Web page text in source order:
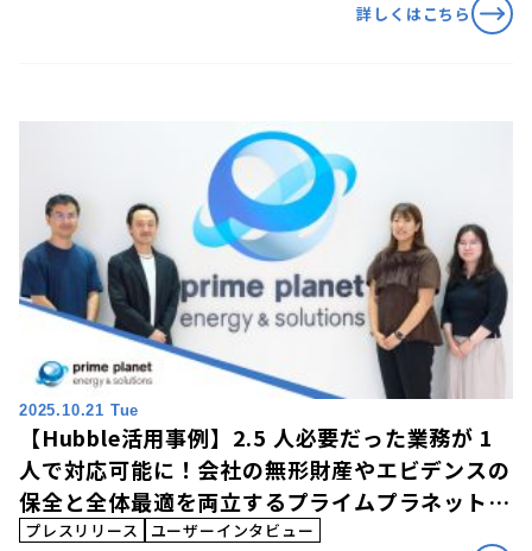
詳しくはこちら
2025.10.21 Tue
【Hubble活用事例】2.5 人必要だった業務が 1
人で対応可能に！会社の無形財産やエビデンスの
保全と全体最適を両立するプライムプラネットエ
ナジー＆ソリューションズの「Hubble」活用事
プレスリリース
ユーザーインタビュー